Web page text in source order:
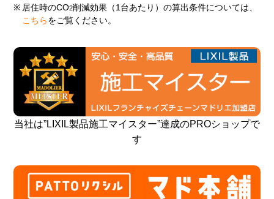
※ 居住時のCO2削減効果（1台あたり）の算出条件については、
こちら をご覧ください。
当社は”LIXIL製品施工マイスター”達成のPROショップで
す